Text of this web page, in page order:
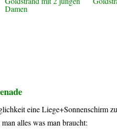
eine Liege+Sonnenschirm
alles was man braucht: